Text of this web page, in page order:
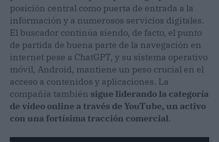
posición central como puerta de entrada a la
información y a numerosos servicios digitales.
El buscador continúa siendo, de facto, el punto
de partida de buena parte de la navegación en
internet pese a ChatGPT, y su sistema operativo
móvil, Android, mantiene un peso crucial en el
acceso a contenidos y aplicaciones. La
compañía también sigue liderando la categoría
de vídeo online a través de YouTube, un activo
con una fortísima tracción comercial.